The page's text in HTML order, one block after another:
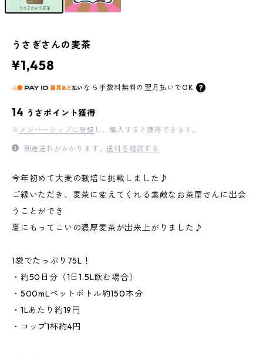
うさぎさんの麦茶
¥1,458
なら 手数料無料の 翌月払いでOK
14 うさポイント獲得
※ メンバーシップに登録 し、購入すると獲得できます。
別途送料がかかります。送料を確認する
今年初めて大麦の栽培に挑戦しました♪
ご縁いただき、麦茶に変えてくれる素敵なお茶屋さんに出会
うことができ
夏にもってこいの濃厚麦茶が出来上がりました♪
1袋でたっぷり75L！
・約50日分（1日1.5L飲む場合）
・500mLペットボトル約150本分
・1Lあたり約19円
・コップ1杯約4円